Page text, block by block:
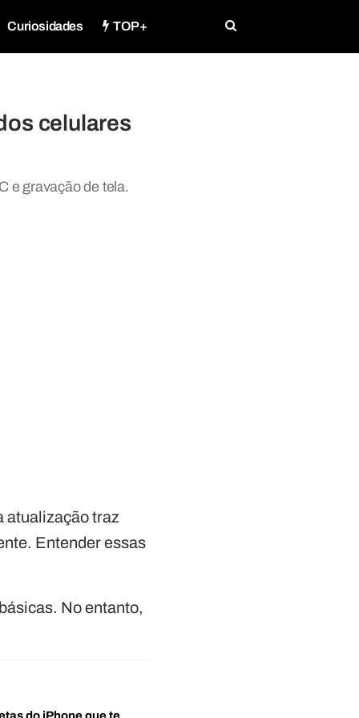
Curiosidades TOP+
celulares
e gravação de tela.
atualização traz
Entender essas
No entanto,
do iPhone que te